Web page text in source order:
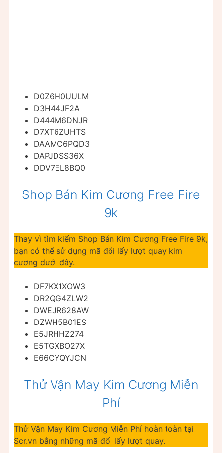
D0Z6H0UULM
D3H44JF2A
D444M6DNJR
D7XT6ZUHTS
DAAMC6PQD3
DAPJDSS36X
DDV7EL8BQ0
Shop Bán Kim Cương Free Fire
9k
Thay vì tìm kiếm Shop Bán Kim Cương Free Fire 9k,
bạn có thể sử dụng mã đổi lấy lượt quay kim
cương dưới đây.
DF7KX1XOW3
DR2QG4ZLW2
DWEJR628AW
DZWH5B01ES
E5JRHHZ274
E5TGXBO27X
E66CYQYJCN
Thử Vận May Kim Cương Miễn
Phí
Thử Vận May Kim Cương Miễn Phí hoàn toàn tại
Scr.vn bằng những mã đổi lấy lượt quay.